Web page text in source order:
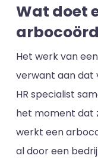
Wat doet
Het werk van
verwant aan dat
HR specialist
het moment dat
werkt een
al door een